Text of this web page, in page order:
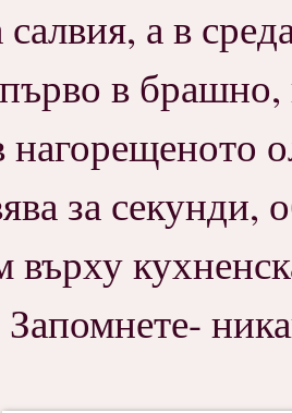
салвия, а в
в брашно,
за
върху